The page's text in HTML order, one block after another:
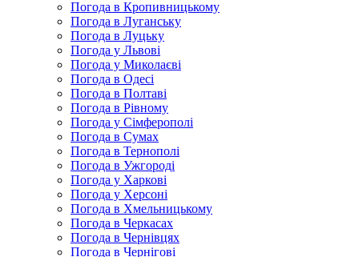
Погода в Кропивницькому
Погода в Луганську
Погода в Луцьку
Погода у Львові
Погода у Миколаєві
Погода в Одесі
Погода в Полтаві
Погода в Рівному
Погода у Сімферополі
Погода в Сумах
Погода в Тернополі
Погода в Ужгороді
Погода у Харкові
Погода у Херсоні
Погода в Хмельницькому
Погода в Черкасах
Погода в Чернівцях
Погода в Чернігові